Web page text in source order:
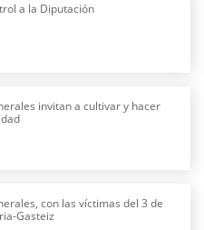
a la Diputación
invitan a cultivar y hacer
con las víctimas del 3 de
Gasteiz